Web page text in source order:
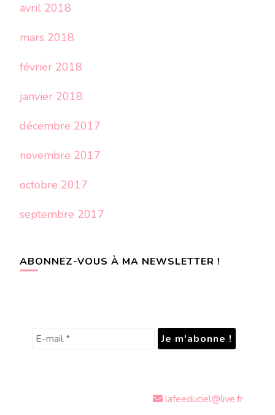
avril 2018
mars 2018
février 2018
janvier 2018
décembre 2017
novembre 2017
octobre 2017
septembre 2017
ABONNEZ-VOUS À MA NEWSLETTER !
lafeeduciel@live.fr